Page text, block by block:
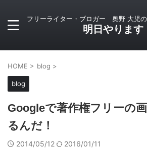
フリーライター・ブロガー 奥野 大児
明日やります
HOME > blog >
blog
Googleで著作権フリーの
るんだ！
2014/05/12 2016/01/11